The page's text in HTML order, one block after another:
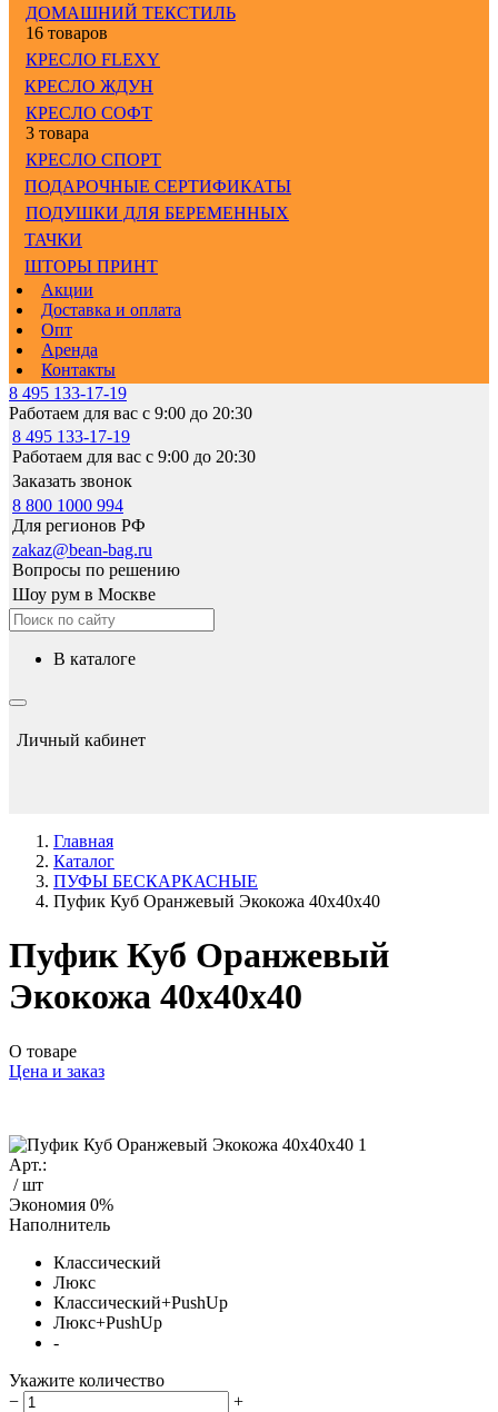
ДОМАШНИЙ ТЕКСТИЛЬ
16 товаров
КРЕСЛО FLEXY
КРЕСЛО ЖДУН
КРЕСЛО СОФТ
3 товара
КРЕСЛО СПОРТ
ПОДАРОЧНЫЕ СЕРТИФИКАТЫ
ПОДУШКИ ДЛЯ БЕРЕМЕННЫХ
ТАЧКИ
ШТОРЫ ПРИНТ
Акции
Доставка и оплата
Опт
Аренда
Контакты
8 495 133-17-19
Работаем для вас с 9:00 до 20:30
8 495 133-17-19
Работаем для вас с 9:00 до 20:30
Заказать звонок
8 800 1000 994
Для регионов РФ
zakaz@bean-bag.ru
Вопросы по решению
Шоу рум в Москве
в каталоге
Личный кабинет
Главная
Каталог
ПУФЫ БЕСКАРКАСНЫЕ
Пуфик Куб Оранжевый Экокожа 40x40x40
Пуфик Куб Оранжевый
Экокожа 40x40x40
О товаре
Цена и заказ
Арт.:
/ шт
Экономия 0%
Наполнитель
Классический
Люкс
Классический+PushUp
Люкс+PushUp
-
Укажите количество
−
+